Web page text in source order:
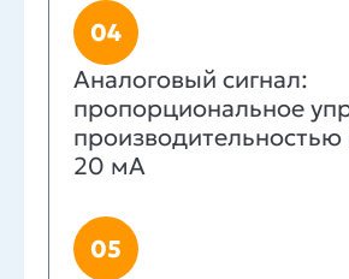
04
Аналоговый сигнал:
пропорциональное
производительностью
20 мА
05